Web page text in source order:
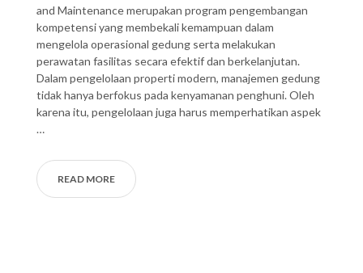
and Maintenance merupakan program pengembangan
kompetensi yang membekali kemampuan dalam
mengelola operasional gedung serta melakukan
perawatan fasilitas secara efektif dan berkelanjutan.
Dalam pengelolaan properti modern, manajemen gedung
tidak hanya berfokus pada kenyamanan penghuni. Oleh
karena itu, pengelolaan juga harus memperhatikan aspek
…
READ MORE